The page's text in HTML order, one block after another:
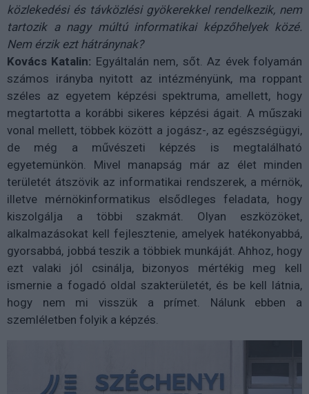
közlekedési és távközlési gyökerekkel rendelkezik, nem
tartozik a nagy múltú informatikai képzőhelyek közé.
Nem érzik ezt hátránynak?
Kovács Katalin: Egyáltalán nem, sőt. Az évek folyamán
számos irányba nyitott az intézményünk, ma roppant
széles az egyetem képzési spektruma, amellett, hogy
megtartotta a korábbi sikeres képzési ágait. A műszaki
vonal mellett, többek között a jogász-, az egészségügyi,
de még a művészeti képzés is megtalálható
egyetemünkön. Mivel manapság már az élet minden
területét átszövik az informatikai rendszerek, a mérnök,
illetve mérnökinformatikus elsődleges feladata, hogy
kiszolgálja a többi szakmát. Olyan eszközöket,
alkalmazásokat kell fejlesztenie, amelyek hatékonyabbá,
gyorsabbá, jobbá teszik a többiek munkáját. Ahhoz, hogy
ezt valaki jól csinálja, bizonyos mértékig meg kell
ismernie a fogadó oldal szakterületét, és be kell látnia,
hogy nem mi visszük a prímet. Nálunk ebben a
szemléletben folyik a képzés.